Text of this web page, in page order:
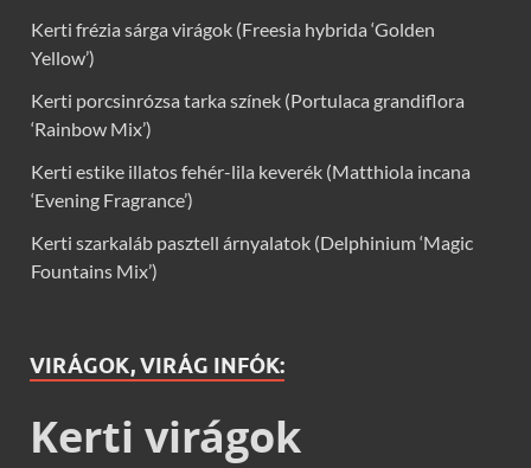
Kerti frézia sárga virágok (Freesia hybrida ‘Golden
Yellow’)
Kerti porcsinrózsa tarka színek (Portulaca grandiflora
‘Rainbow Mix’)
Kerti estike illatos fehér-lila keverék (Matthiola incana
‘Evening Fragrance’)
Kerti szarkaláb pasztell árnyalatok (Delphinium ‘Magic
Fountains Mix’)
VIRÁGOK, VIRÁG INFÓK:
Kerti virágok